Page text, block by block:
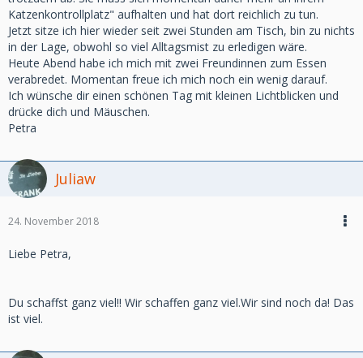
Katzenkontrollplatz" aufhalten und hat dort reichlich zu tun.
Jetzt sitze ich hier wieder seit zwei Stunden am Tisch, bin zu nichts
in der Lage, obwohl so viel Alltagsmist zu erledigen wäre.
Heute Abend habe ich mich mit zwei Freundinnen zum Essen
verabredet. Momentan freue ich mich noch ein wenig darauf.
Ich wünsche dir einen schönen Tag mit kleinen Lichtblicken und
drücke dich und Mäuschen.
Petra
Juliaw
24. November 2018
Liebe Petra,
Du schaffst ganz viel!! Wir schaffen ganz viel.Wir sind noch da! Das
ist viel.